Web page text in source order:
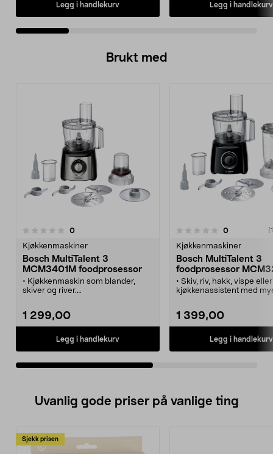
Legg i handlekurv Legg i handlekurv
Brukt med
0anmeldelser
Kjøkkenmaskiner
Bosch MultiTalent 3
MCM3401M foodprosessor
• Kjøkkenmaskin som blander,
skiver og river.
• Multifunksjonskniv i rustfritt stål.
• Klarer det meste - hakker, skiver,
river, mikser m.m.
1 299,00
Legg i handlekurv
0.0 av 5 stjerner 0anmeldelser
Kjøkkenmaskiner
Bosch MultiTalent 3
foodprosessor
• Skiv, riv, hakk, vispe
kjøkkenassistent med
foodprosessor og mikser
• Sterk motor med 2
og pulsfunksjon.
• Blenderkanne på 1 liter
1 399,00
Legg i handlekurv
0.0 av 5 stjerner
Uvanlig gode priser på vanlige ting
Sjekk prisen